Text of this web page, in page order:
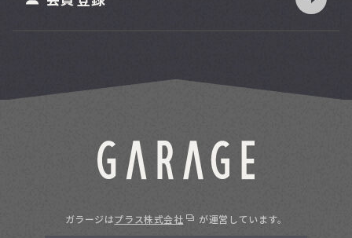
ガラージはプラス株式会社 が運営しています。